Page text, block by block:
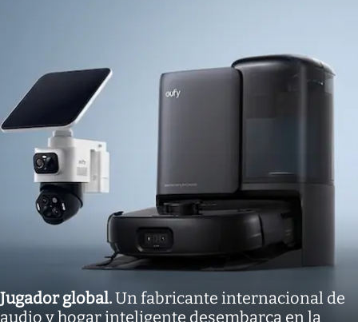
Jugador global.Un fabricante internacional de
audio y hogar inteligente desembarca en la